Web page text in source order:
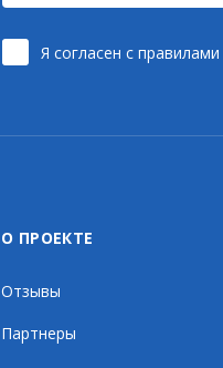
Я согласен с правилами
О ПРОЕКТЕ
Отзывы
Партнеры